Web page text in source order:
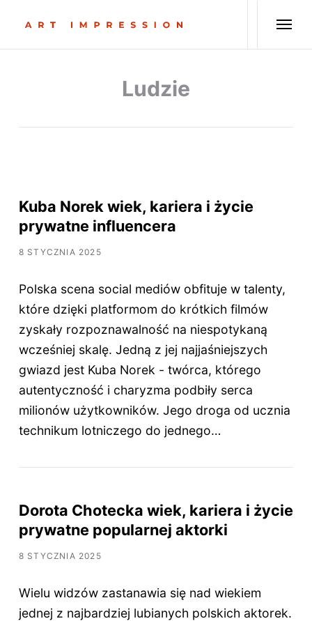
Ludzie
Kuba Norek wiek, kariera i życie
prywatne influencera
8 STYCZNIA 2025
Polska scena social mediów obfituje w talenty,
które dzięki platformom do krótkich filmów
zyskały rozpoznawalność na niespotykaną
wcześniej skalę. Jedną z jej najjaśniejszych
gwiazd jest Kuba Norek - twórca, którego
autentyczność i charyzma podbiły serca
milionów użytkowników. Jego droga od ucznia
technikum lotniczego do jednego…
Dorota Chotecka wiek, kariera i życie
prywatne popularnej aktorki
8 STYCZNIA 2025
Wielu widzów zastanawia się nad wiekiem
jednej z najbardziej lubianych polskich aktorek.